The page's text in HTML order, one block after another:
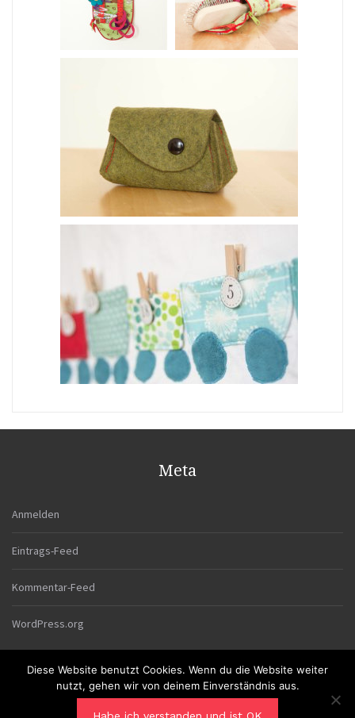
Meta
Anmelden
Eintrags-Feed
Kommentar-Feed
WordPress.org
Diese Website benutzt Cookies. Wenn du die Website weiter
nutzt, gehen wir von deinem Einverständnis aus.